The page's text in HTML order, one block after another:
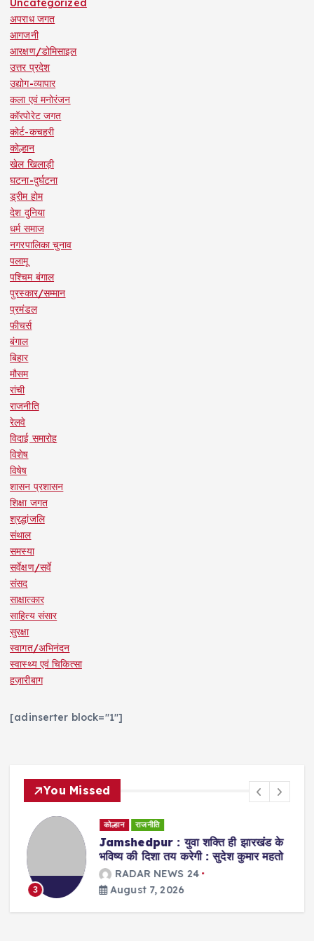
Uncategorized
अपराध जगत
आगजनी
आरक्षण/डोमिसाइल
उत्तर प्रदेश
उद्योग-व्यापार
कला एवं मनोरंजन
कॉरपोरेट जगत
कोर्ट-कचहरी
कोल्हान
खेल खिलाड़ी
घटना-दुर्घटना
ड्रीम होम
देश दुनिया
धर्म समाज
नगरपालिका चुनाव
पलामू
पश्चिम बंगाल
पुरस्कार/सम्मान
प्रमंडल
फीचर्स
बंगाल
बिहार
मौसम
रांची
राजनीति
रेलवे
विदाई समारोह
विशेष
विषेष
शासन प्रशासन
शिक्षा जगत
श्रद्धांजलि
संथाल
समस्या
सर्वेक्षण/सर्वे
संसद
साक्षात्कार
साहित्य संसार
सुरक्षा
स्वागत/अभिनंदन
स्वास्थ्य एवं चिकित्सा
हज़ारीबाग
[adinserter block="1"]
You Missed
3
कोल्हान राजनीति
Jamshedpur : युवा शक्ति ही झारखंड के
भविष्य की दिशा तय करेगी : सुदेश कुमार महतो
RADAR NEWS 24
August 7, 2026